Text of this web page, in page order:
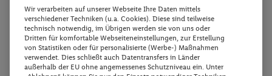
Kostenlose Umbuchung bis30.10.2026
Doppelz. /Zustellb. DZHM
Halbpension
931.96
Gesamt 1863,92
€
Wir verarbeiten auf unserer Webseite Ihre Daten mittels
verschiedener Techniken (u.a. Cookies). Diese sind teilweise
technisch notwendig, im Übrigen werden sie von uns oder
Dritten für komfortable Webseiteneinstellungen, zur Erstellung
von Statistiken oder für personalisierte (Werbe-) Maßnahmen
verwendet. Dies schließt auch Datentransfers in Länder
außerhalb der EU ohne angemessenes Schutzniveau ein. Unter